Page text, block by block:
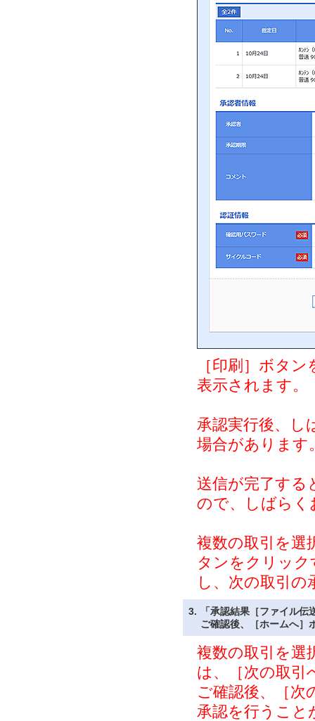
［印刷］ボタ
表示されます。
承認実行後、し
場合があります
送信が完了する
ので、しばらく
複数の取引を選
タンをクリッ
し、次の取引
3.
「承認結果［ファイル
ご確認後、［ホームへ］
複数の取引を選
は、［次の取引
ご確認後、［次
承認を行うこと